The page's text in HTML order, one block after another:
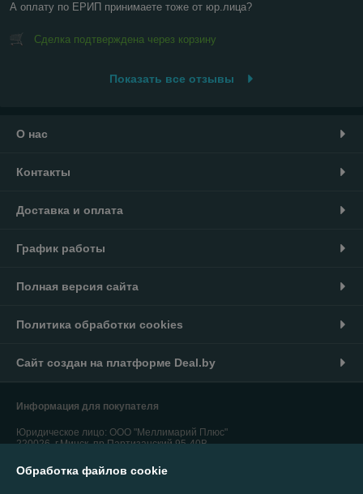
А оплату по ЕРИП принимаете тоже от юр.лица?
Сделка подтверждена через корзину
Показать все отзывы
О нас
Контакты
Доставка и оплата
График работы
Полная версия сайта
Политика обработки cookies
Сайт создан на платформе Deal.by
Информация для покупателя
Юридическое лицо: ООО "Меллимарий Плюс"
220026, г.Минск, пр.Партизанский,95-40В
Регистрационный номер ЕГР: 192764310
Обработка файлов cookie